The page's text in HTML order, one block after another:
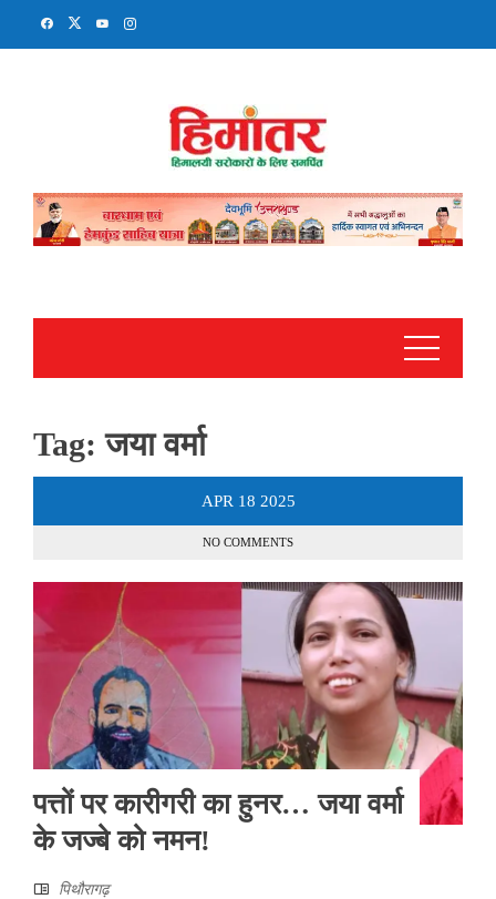
Tag:जया वर्मा
APR 18 2025
NO COMMENTS
पत्तों पर कारीगरी का हुनर… जया वर्मा
के जज्बे को नमन!
पिथौरागढ़